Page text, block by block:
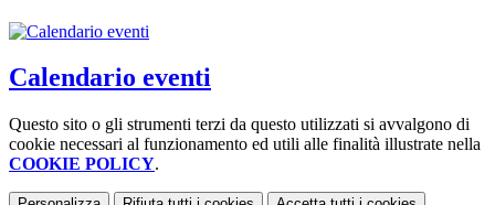
Calendario eventi
Questo sito o gli strumenti terzi da questo utilizzati si avvalgono di
cookie necessari al funzionamento ed utili alle finalità illustrate nella
COOKIE POLICY.